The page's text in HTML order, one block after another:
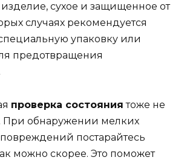
сухое и защищенное от
случаях рекомендуется
упаковку или
предотвращения
проверка состояния тоже не
При обнаружении мелких
постарайтесь
можно скорее. Это поможет